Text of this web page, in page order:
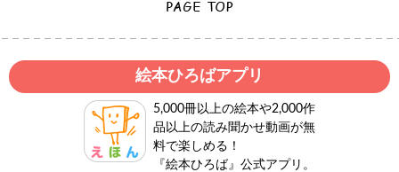
絵本ひろばアプリ
5,000冊以上の絵本や2,000作
品以上の読み聞かせ動画が無
料で楽しめる！
『絵本ひろば』公式アプリ。